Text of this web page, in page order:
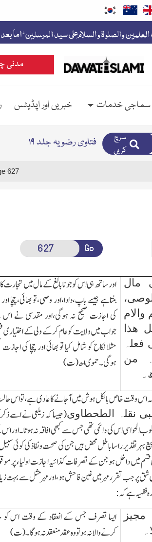
مدنی
سماجی خدمات خبریں اور اپڈیٹس
فتاوی رضویہ جلد ۱۹
سرچ
کریں
627
Go
مال
والام
ھذا
فعلہ
من
اورساتھ ہی اس کو جو نابالغ کے مال میں تجارت
بنتاہے جیسے باپ،دادا،اور وصی،تو بھائی،چچا
کی اجازت صحیح نہ ہوگی،اور مقدسی نے
جواب میں ولایت کو عام کرکے ولی کے اختیار
مثلا نکاح کو شامل کیا تو بھائی اور چچا کی اجازت
ہوگی۔حموی اھ(ت)
کہ اس وقت خاص بالکل ہوش میں آجانے کا عادی ہے،تو اس
نقلہ الطحطاوی(جیسا کہ زیلعی نے اسے
اس کی دائمی تھی جس سے کبھی افاقہ نہ ہوتا۔اور اس
راسا باطل محض ہیں جن کی صحت ونفاذ کی کوئی
قسم میں داخل ہو جن کے تصرفات کذائیہ اجازت اولیاء
پر جب تقرر مہر میں غبن فاحش ہو،اور مہر مثل سے بہت زیادہ
فقہیہ ہے کہ:
ایسا تصرف جس کے انعقاد کے وقت اس کو
کرنے والا نہ ہو تو وہ عقد منعقد نہ ہوگا۔(ت)